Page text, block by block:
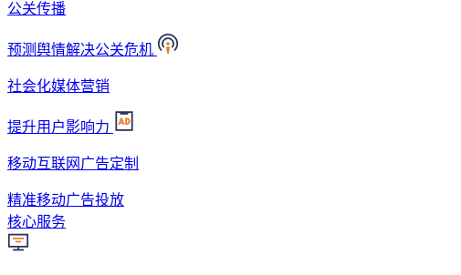
公关传播
预测舆情解决公关危机
社会化媒体营销
提升用户影响力
移动互联网广告定制
精准移动广告投放
核心服务